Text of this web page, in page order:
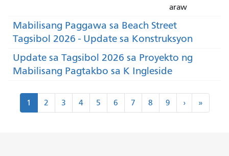
araw
Mabilisang Paggawa sa Beach Street
Tagsibol 2026 - Update sa Konstruksyon
Update sa Tagsibol 2026 sa Proyekto ng
Mabilisang Pagtakbo sa K Ingleside
Paginasyon
1 2 3 4 5 6 7 8 9 ›Susunod
›
»Huli
»